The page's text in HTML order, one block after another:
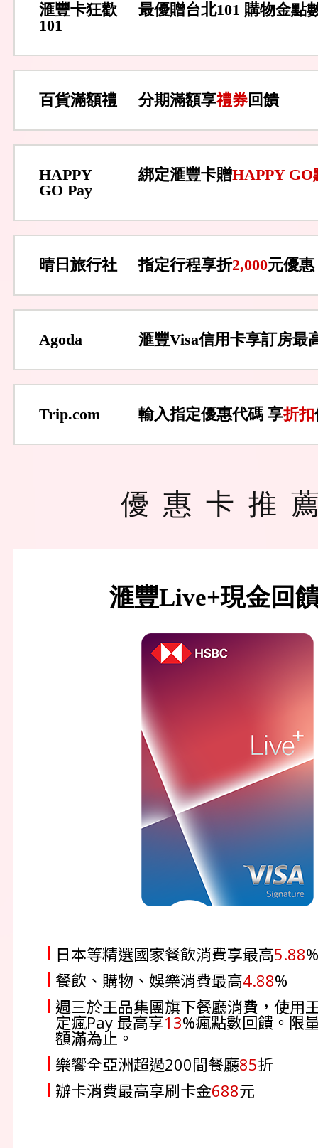
滙豐卡狂歡
101
最優贈台北101 購物金點
百貨滿額禮 分期滿額享禮券回饋
HAPPY
GO Pay
綁定滙豐卡贈HAPPY GO
晴日旅行社 指定行程享折2,000元優惠
Agoda 滙豐Visa信用卡享訂房最
Trip.com 輸入指定優惠代碼 享折扣
優惠卡推
滙豐Live+現金回
日本等精選國家餐飲消費享最高5.88
餐飲、購物、娛樂消費最高4.88%
週三於王品集團旗下餐廳消費，使用
定瘋Pay 最高享13%瘋點數回饋。限
額滿為止。
樂饗全亞洲超過200間餐廳85折
辦卡消費最高享刷卡金688元